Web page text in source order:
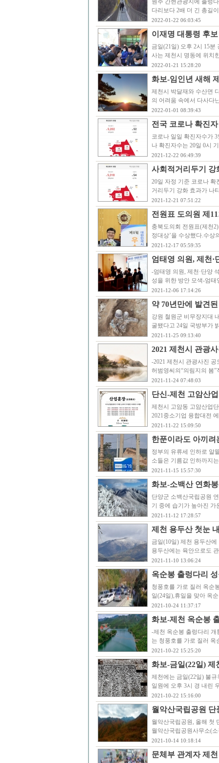
원주 간현관광지에 출렁
다리보다 2배 더 긴 총길
2022-01-22 06:03:45
이재명 대통령 후
금일(21일) 오후 2시 15
사는 제천시 명동에 위치
2022-01-21 15:28:20
화보-임인년 새해
제천시 박달재와 수산면
의 어려움 속에서 다사다
2022-01-01 08:39:43
전국 코로나 확진
코로나 일일 확진자수가
나 확진자수는 20일 0시
2021-12-22 06:49:39
사회적거리두기
20일 자정 기준 코로나 확
거리두기 강화 효과가 나
2021-12-21 07:51:22
전원표 도의원 제
충북도의회 전원표(제천
정대상’을 수상했다.수
2021-12-17 05:59:35
엄태영 의원, 제천
-엄태영 의원, 제천·단양
성을 위한 방안 모색-엄
2021-12-06 17:14:26
약 70년만에 발견
강원 철원군 비무장지대
굴됐다고 24일 국방부가
2021-11-25 09:13:40
2021 제천시 관광
-2021 제천시 관광사진
허범영씨의“의림지의 봄
2021-11-24 07:48:03
단신-제천 고암산
제천시 고암동 고암산업
2021중소기업 융합대전
2021-11-22 15:09:50
한푼이라도 아끼
정부의 유류세 인하로 알
소들은 기름값 인하까지
2021-11-15 15:57:30
화보-소백산 연화
단양군 소백산국립공원
기 중에 습기가 높아진
2021-11-12 17:28:57
제천 용두산 첫눈
금일(10일) 제천 용두산
용두산에는 육안으로도
2021-11-10 13:06:24
옥순봉 출렁다리
청풍호를 가로 질러 옥순
일(24일),휴일을 맞아 옥
2021-10-24 11:37:17
화보-제천 옥순봉
-제천 옥순봉 출렁다리 개
는 청풍호를 가로 질러 옥
2021-10-22 15:25:20
화보-금일(22일) 제
제천에는 금일(22일) 불
일원에 오후 3시 경 내린
2021-10-22 15:16:00
월악산국립공원 단
월악산국립공원, 올해 첫
월악산국립공원사무소(
2021-10-14 10:18:14
문체부 관계자 제